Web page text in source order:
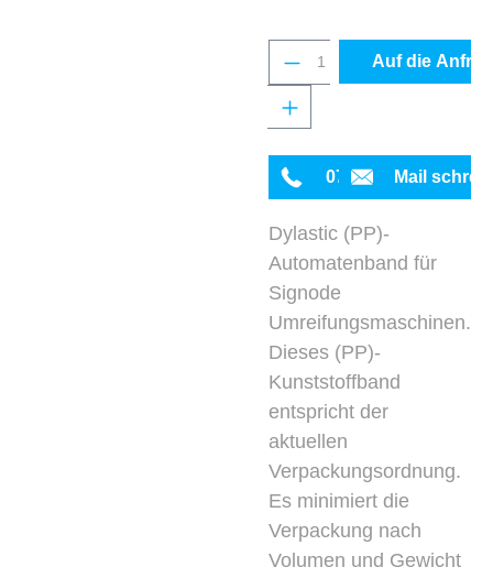
Produkt Anzahl:
Auf die
0711 342934-0
Mail
Dylastic (PP)-
Automatenband für
Signode
Umreifungsmaschinen.
Dieses (PP)-
Kunststoffband
entspricht der
aktuellen
Verpackungsordnung.
Es minimiert die
Verpackung nach
Volumen und Gewicht